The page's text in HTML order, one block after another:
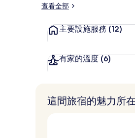
查看全部
主要設施服務 (12)
有家的溫度 (6)
這間旅宿的魅力所